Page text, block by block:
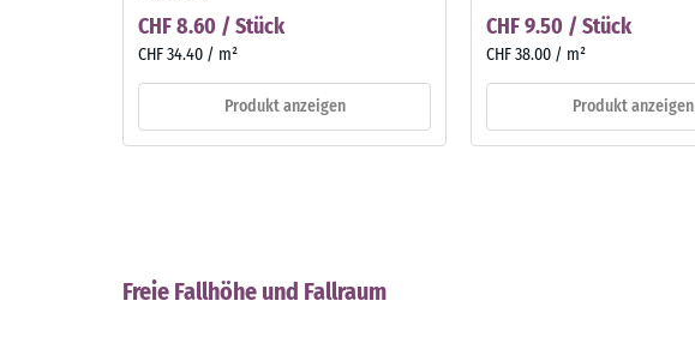
CHF 8.60 / Stück
CHF 34.40 / m²
Produkt anzeigen
CHF 9.50 / Stück
CHF 38.00 / m²
Produkt anzeigen
Freie Fallhöhe und Fallraum